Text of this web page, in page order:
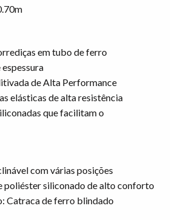
em tubo de ferro
de Alta Performance
elásticas de alta resistência
que facilitam o
com várias posições
poliéster siliconado de alto conforto
Catraca de ferro blindado